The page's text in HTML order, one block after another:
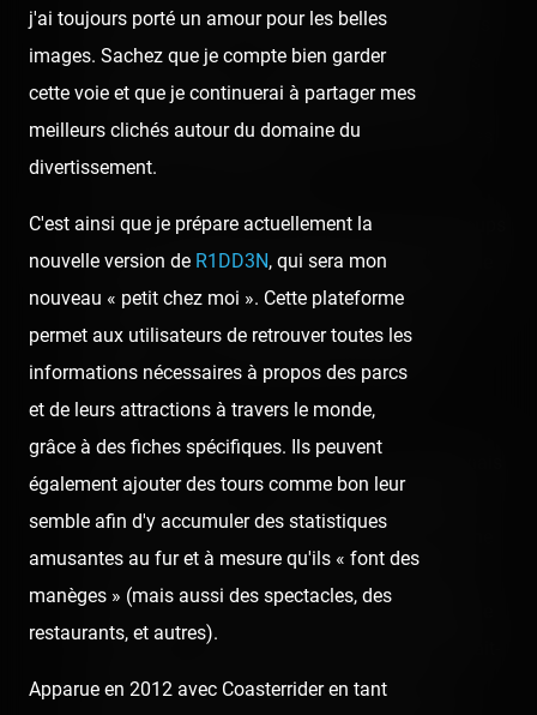
de tournage en moins. Nous nous qualifions plus
comme « testeurs » à la limite, mais ce qui nous
correspond le mieux, c'est surtout qu'on adore
« partager nos souvenirs et expériences de visites
des lieux de divertissement. »
Non, le Yukon Quad ne passe PAS devant les loups
comme on pourrait vous le faire croire. Ceux-ci ne
sont, certes, pas très loin de l'attraction, mais en
aucun cas, ni les passagers, ni les animaux
peuvent se voir, ni subir de telles nuisances
sonores.
« Sans les manèges, ces jeunes ne seraient jamais
venus dans ce parc. » Eh bien, si : nous aimons
autant les animaux que les attractions, et comme
nous étions en week-end dans la région, le parc
était prévu dans le programme. S'il était dénué de
« manèges », on serait tout autant passé ne serait-
ce que pour se détendre auprès de la nature.
j'ai toujours porté un amour pour les belles
images. Sachez que je compte bien garder
cette voie et que je continuerai à partager mes
meilleurs clichés autour du domaine du
divertissement.
C'est ainsi que je prépare actuellement la
nouvelle version de R1DD3N, qui sera mon
nouveau « petit chez moi ». Cette plateforme
permet aux utilisateurs de retrouver toutes les
informations nécessaires à propos des parcs
et de leurs attractions à travers le monde,
grâce à des fiches spécifiques. Ils peuvent
également ajouter des tours comme bon leur
semble afin d'y accumuler des statistiques
amusantes au fur et à mesure qu'ils « font des
manèges » (mais aussi des spectacles, des
restaurants, et autres).
Apparue en 2012 avec Coasterrider en tant